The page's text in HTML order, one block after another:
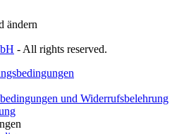
ändern
- All rights reserved.
und Widerrufsbelehrung